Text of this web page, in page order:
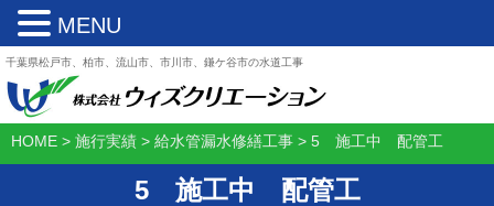
千葉県松戸市、柏市、流山市、市川市、鎌ケ谷市の水道工事
HOME > 施行実績 > 給水管漏水修繕工事 > 5 施工中 配管工
5 施工中 配管工
MENU